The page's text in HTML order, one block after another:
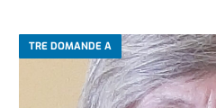
TRE DOMANDE A